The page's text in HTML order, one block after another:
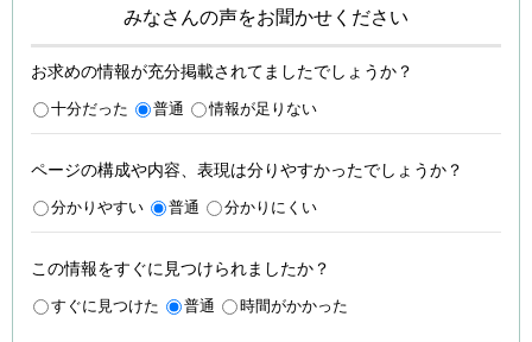
みなさんの声をお聞かせください
お求めの情報が充分掲載されてましたでしょうか？
十分だった 普通 情報が足りない
ページの構成や内容、表現は分りやすかったでしょうか？
分かりやすい 普通 分かりにくい
この情報をすぐに見つけられましたか？
すぐに見つけた 普通 時間がかかった